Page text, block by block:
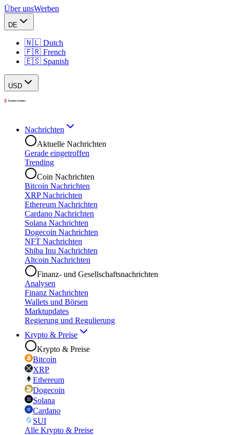
Über unsWerben
DE
🇳🇱 Dutch
🇫🇷 French
🇪🇸 Spanish
USD
Nachrichten
Aktuelle Nachrichten
Gerade eingetroffen
Trending
Coin Nachrichten
Bitcoin Nachrichten
XRP Nachrichten
Ethereum Nachrichten
Cardano Nachrichten
Solana Nachrichten
Dogecoin Nachrichten
NFT Nachrichten
Shiba Inu Nachrichten
Altcoin Nachrichten
Finanz- und Gesellschaftsnachrichten
Analysen
Finanz Nachrichten
Wallets und Börsen
Marktupdates
Regierung und Regulierung
Krypto & Preise
Krypto & Preise
Bitcoin
XRP
Ethereum
Dogecoin
Solana
Cardano
SUI
Alle Krypto & Preise